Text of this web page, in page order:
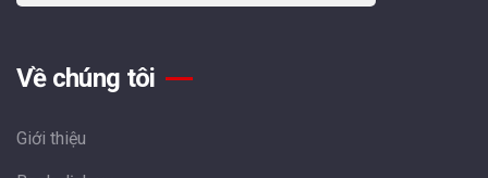
Về chúng tôi
Giới thiệu